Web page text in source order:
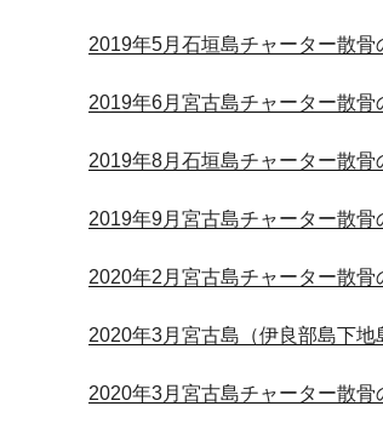
2019年5月石垣島チャーター散骨
2019年6月宮古島チャーター散骨
2019年8月石垣島チャーター散骨
2019年9月宮古島チャーター散骨
2020年2月宮古島チャーター散骨
2020年3月宮古島（伊良部島下
2020年3月宮古島チャーター散骨